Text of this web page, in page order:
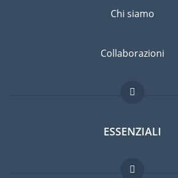
Chi siamo
Collaborazioni
ESSENZIALI
Forum per expat